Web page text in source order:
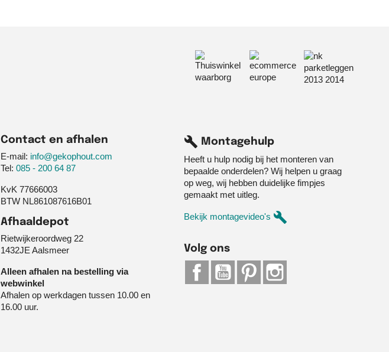
Contact en afhalen
E-mail: info@gekophout.com
Tel: 085 - 200 64 87
KvK 77666003
BTW NL861087616B01
Afhaaldepot
Rietwijkeroordweg 22
1432JE Aalsmeer
Alleen afhalen na bestelling via
webwinkel
Afhalen op werkdagen tussen 10.00 en
16.00 uur.
build Montagehulp
Heeft u hulp nodig bij het monteren van
bepaalde onderdelen? Wij helpen u graag
op weg, wij hebben duidelijke fimpjes
gemaakt met uitleg.
Bekijk montagevideo's build
Volg ons
FacebookYouTubePinterest